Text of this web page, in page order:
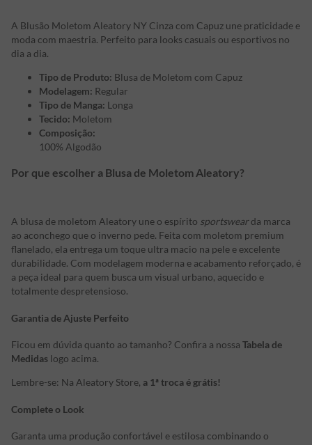
A Blusão Moletom Aleatory NY Cinza com Capuz une praticidade e
moda com maestria. Perfeito para looks casuais ou esportivos no
dia a dia.
Tipo de Produto: Blusa de Moletom com Capuz
Modelagem: Regular
Tipo de Manga: Longa
Tecido: Moletom
Composição:
100% Algodão
Por que escolher a Blusa de Moletom Aleatory?
A blusa de moletom Aleatory une o espírito sportswearda marca
ao aconchego que o inverno pede. Feita com moletom premium
flanelado, ela entrega um toque ultra macio na pele e excelente
durabilidade. Com modelagem moderna e acabamento reforçado, é
a peça ideal para quem busca um visual urbano, aquecido e
totalmente despretensioso.
Garantia de Ajuste Perfeito
Ficou em dúvida quanto ao tamanho? Confira a nossa Tabela de
Medidas logo acima.
Lembre-se: Na Aleatory Store, a 1ª troca é grátis!
Complete o Look
Garanta uma produção confortável e estilosa combinando o